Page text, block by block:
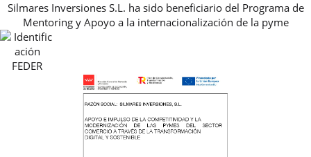
GUIA DE TALLAS
REBAJAS
Silmares Inversiones S.L. ha sido beneficiario del Programa de
Mentoring y Apoyo a la internacionalización de la pyme